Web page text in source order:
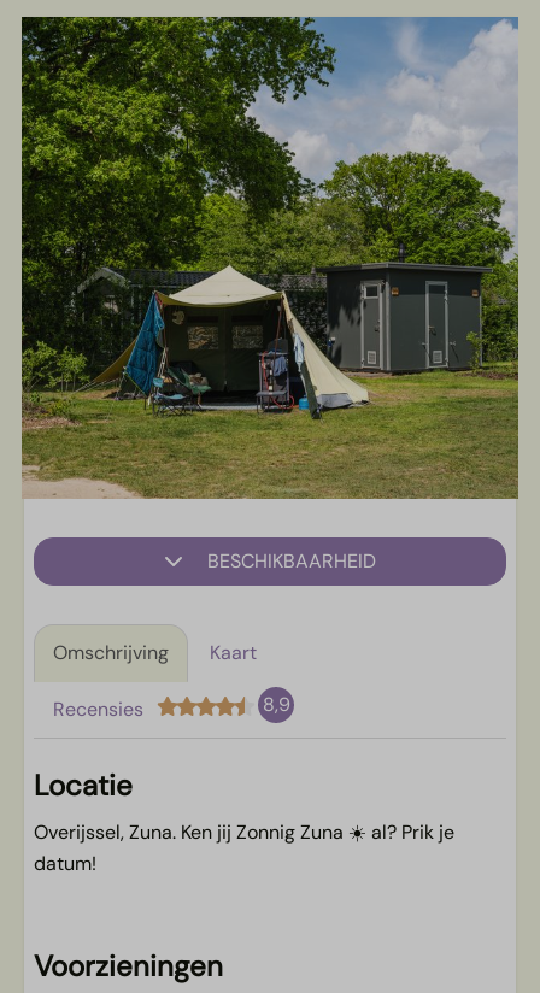
BESCHIKBAARHEID
Omschrijving Kaart
Recensies 8,9
Locatie
Overijssel, Zuna. Ken jij Zonnig Zuna ☀️ al? Prik je
datum!
Voorzieningen